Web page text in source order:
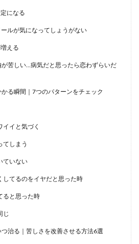
になる
ルが気になってしょうがない
える
が苦しい…病気だと思ったら恋わずらいだ
る瞬間｜7つのパターンをチェック
イと気づく
しまう
ていない
てるのをイヤだと思った時
と思った時
じ
治る｜苦しさを改善させる方法6選